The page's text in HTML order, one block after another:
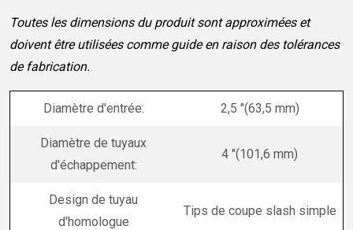
Toutes les dimensions du produit sont approximées et
doivent être utilisées comme guide en raison des tolérances
de fabrication.
Diamètre d'entrée: 2,5 "(63,5 mm)
Diamètre de tuyaux
d'échappement:
4 "(101,6 mm)
Design de tuyau
d'homologue
Tips de coupe slash simple